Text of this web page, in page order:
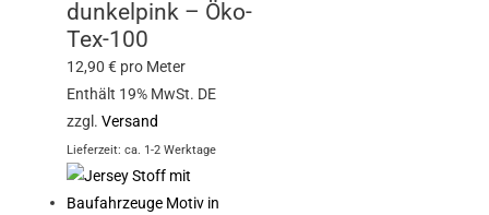
dunkelpink – Öko-
Tex-100
12,90€ pro Meter
Enthält 19% MwSt. DE
zzgl.Versand
Lieferzeit: ca. 1-2 Werktage